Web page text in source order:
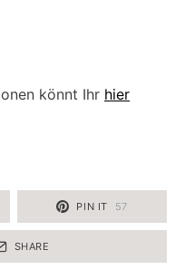
könnt Ihr hier
PIN IT 57
SHARE